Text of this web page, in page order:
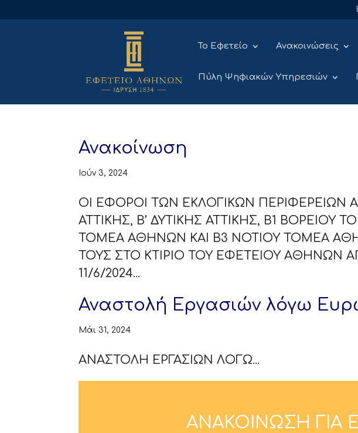
Το Εφετείο Ανακοινώσεις
Πύλη Ψηφιακών Υπηρεσιών
Ανακοίνωση
Ιούν 3, 2024
ΟΙ ΕΦΟΡΟΙ ΤΩΝ ΕΚΛΟΓΙΚΩΝ ΠΕΡΙΦΕΡΕΙΩΝ
ΑΤΤΙΚΗΣ, Β’ ΔΥΤΙΚΗΣ ΑΤΤΙΚΗΣ, Β1 ΒΟΡΕΙΟΥ
ΤΟΜΕΑ ΑΘΗΝΩΝ ΚΑΙ Β3 ΝΟΤΙΟΥ ΤΟΜΕΑ
ΤΟΥΣ ΣΤΟ ΚΤΙΡΙΟ ΤΟΥ ΕΦΕΤΕΙΟΥ ΑΘΗΝΩΝ
11/6/2024...
Αναστολή Εργασιών λόγω
Μάι 31, 2024
ΑΝΑΣΤΟΛΗ ΕΡΓΑΣΙΩΝ ΛΟΓΩ...
ΑΝΑΚΟΙΝΩΣΗ ΓΙΑ